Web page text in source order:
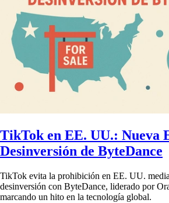
TikTok en EE. UU.: Nueva
Desinversión de ByteDance
TikTok evita la prohibición en EE. UU.
desinversión con ByteDance, liderado por
marcando un hito en la tecnología global.